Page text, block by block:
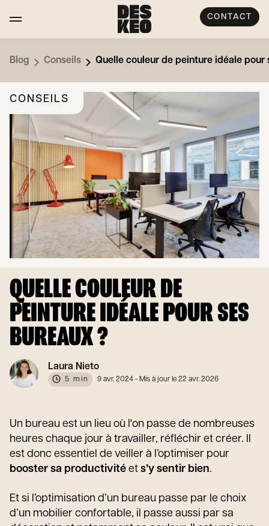
CONTACT
Blog Conseils Quelle couleur de peinture idéale pour
CONSEILS
QUELLE COULEUR DE
PEINTURE IDÉALE POUR SES
BUREAUX ?
Laura Nieto
5 min 9 avr. 2024 - Mis à jour le 22 avr. 2026
Un bureau est un lieu où l'on passe de nombreuses
heures chaque jour à travailler, réfléchir et créer. Il
est donc essentiel de veiller à l’optimiser pour
booster sa productivité et s’y sentir bien.
Et si l’optimisation d’un bureau passe par le choix
d’un mobilier confortable, il passe aussi par sa